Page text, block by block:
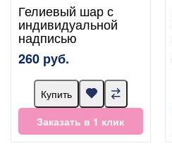
Гелиевый шар с
индивидуальной
надписью
260 руб.
Купить
Заказать в 1 клик